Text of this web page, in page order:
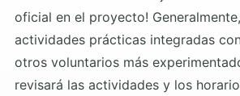
oficial en el proyecto!
actividades prácticas integradas
otros voluntarios más
revisará las actividades y los